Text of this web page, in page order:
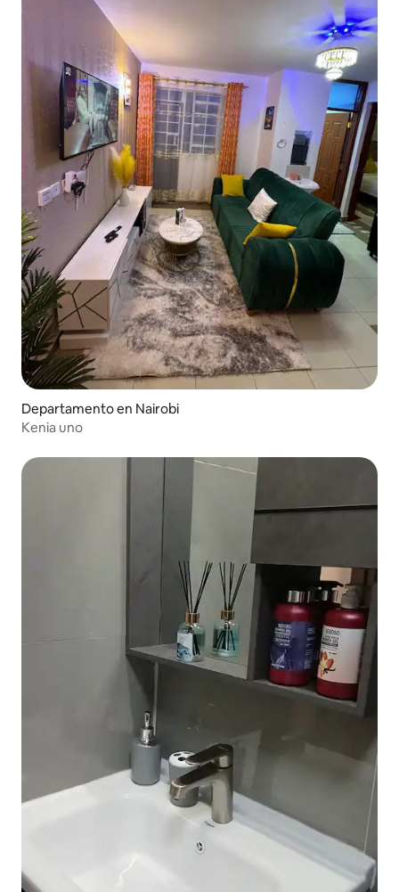
Departamento en Nairobi
Kenia uno